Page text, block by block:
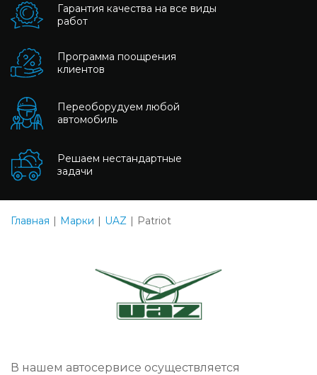
Гарантия качества на все виды
работ
Программа поощрения
клиентов
Переоборудуем любой
автомобиль
Решаем нестандартные
задачи
Главная Марки UAZ Patriot
В нашем автосервисе осуществляется